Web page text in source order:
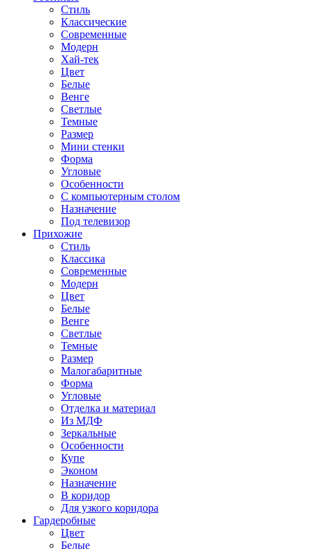
Стиль
Классические
Современные
Модерн
Хай-тек
Цвет
Белые
Венге
Светлые
Темные
Размер
Мини стенки
Форма
Угловые
Особенности
С компьютерным столом
Назначение
Под телевизор
Прихожие
Стиль
Классика
Современные
Модерн
Цвет
Белые
Венге
Светлые
Темные
Размер
Малогабаритные
Форма
Угловые
Отделка и материал
Из МДФ
Зеркальные
Особенности
Купе
Эконом
Назначение
В коридор
Для узкого коридора
Гардеробные
Цвет
Белые